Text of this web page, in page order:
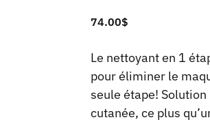
74.00$
Le nettoyant en 1
pour éliminer le
seule étape!
cutanée, ce plus